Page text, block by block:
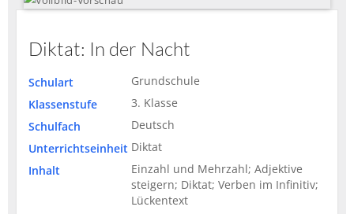
Diktat: In der Nacht
Schulart
Grundschule
Klassenstufe
3. Klasse
Schulfach
Deutsch
Unterrichtseinheit Diktat
Inhalt
Einzahl und Mehrzahl; Adjektive
steigern; Diktat; Verben im Infinitiv;
Lückentext